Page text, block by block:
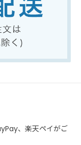
、楽天ペイがご